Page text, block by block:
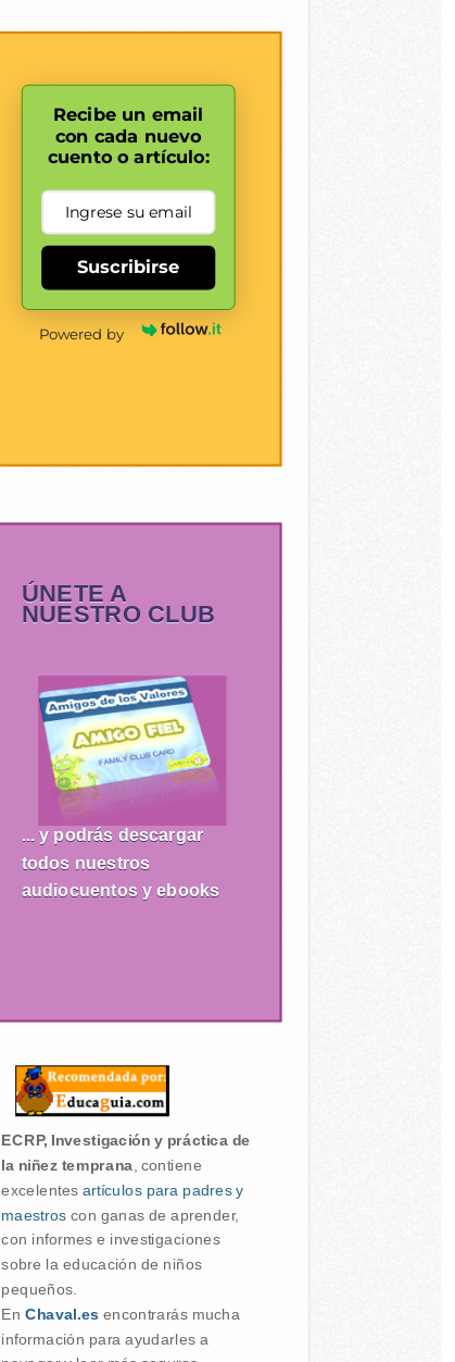
Recibe un email
con cada nuevo
cuento o artículo:
Suscribirse
Powered by
ÚNETE A
NUESTRO CLUB
... y podrás descargar
todos nuestros
audiocuentos y ebooks
ECRP, Investigación y práctica de
la niñez temprana, contiene
excelentes artículos para padres y
maestros con ganas de aprender,
con informes e investigaciones
sobre la educación de niños
pequeños.
En Chaval.es encontrarás mucha
información para ayudarles a